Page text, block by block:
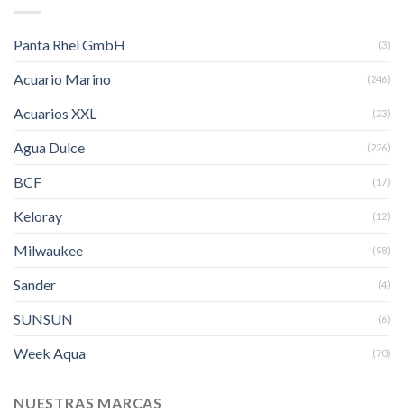
Panta Rhei GmbH (3)
Acuario Marino (246)
Acuarios XXL (23)
Agua Dulce (226)
BCF (17)
Keloray (12)
Milwaukee (98)
Sander (4)
SUNSUN (6)
Week Aqua (70)
NUESTRAS MARCAS